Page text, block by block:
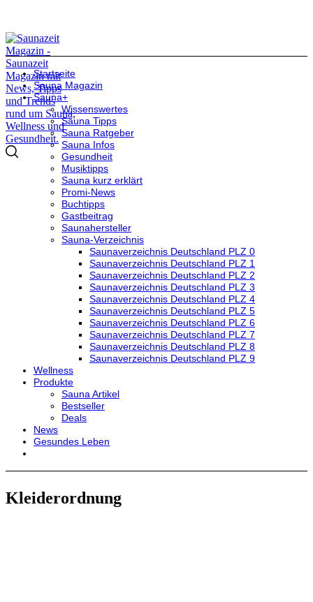
Startseite
Sauna Magazin
Sauna+
Wissenswertes
Sauna Tipps
Sauna Ratgeber
Sauna Infos
Gesundheit
Musiktipps
Sauna kurz erklärt
Promi-News
Buchtipps
Gastbeitrag
Saunahersteller
Sauna-Verzeichnis
Saunaverzeichnis Deutschland PLZ 0
Saunaverzeichnis Deutschland PLZ 1
Saunaverzeichnis Deutschland PLZ 2
Saunaverzeichnis Deutschland PLZ 3
Saunaverzeichnis Deutschland PLZ 4
Saunaverzeichnis Deutschland PLZ 5
Saunaverzeichnis Deutschland PLZ 6
Saunaverzeichnis Deutschland PLZ 7
Saunaverzeichnis Deutschland PLZ 8
Saunaverzeichnis Deutschland PLZ 9
Wellness
Produkte
Sauna Artikel
Bestseller
Deals
News
Gesundes Leben
Kleiderordnung